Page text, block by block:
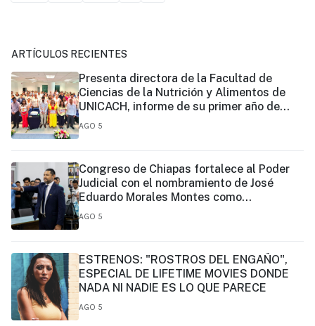
ARTÍCULOS RECIENTES
Presenta directora de la Facultad de
Ciencias de la Nutrición y Alimentos de
UNICACH, informe de su primer año de
gestión
AGO 5
Congreso de Chiapas fortalece al Poder
Judicial con el nombramiento de José
Eduardo Morales Montes como
magistrado
AGO 5
ESTRENOS: "ROSTROS DEL ENGAÑO",
ESPECIAL DE LIFETIME MOVIES DONDE
NADA NI NADIE ES LO QUE PARECE
AGO 5